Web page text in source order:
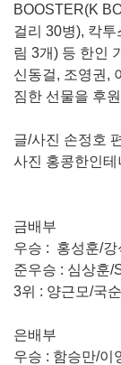
BOOSTER(K
걸리 30병), 칵
림 3개) 등 한인
신동걸, 조영권,
짐한 선물을 후
글/사진 손정호
사진 홍콩한인
금배부
우승 : 홍성훈/강
준우승 : 심상훈/
3위 : 양근모/국순
은배부
우승 : 함승만/이